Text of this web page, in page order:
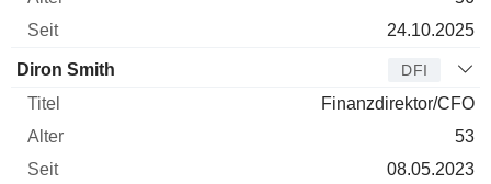
24.10.2025
Diron Smith DFI
Finanzdirektor/CFO
53
08.05.2023